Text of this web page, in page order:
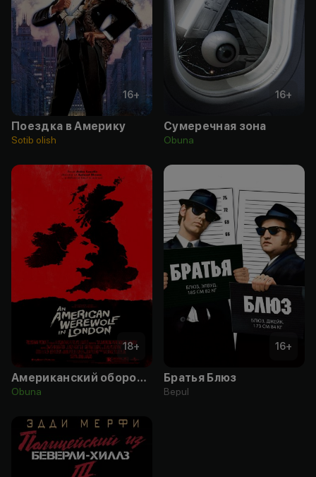
16+
Поездка в Америку
Sotib olish
16+
Сумеречная зона
Obuna
18+
Американский оборотень в Лондоне
Obuna
16+
Братья Блюз
Bepul